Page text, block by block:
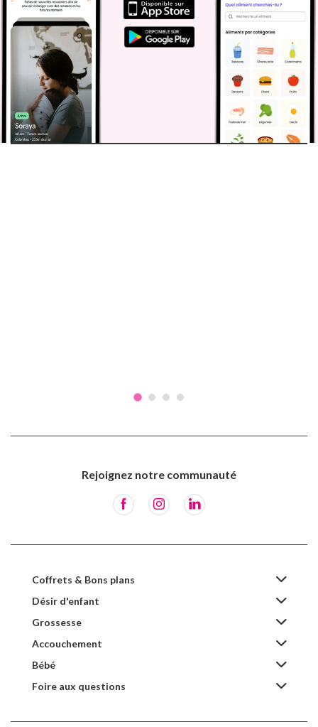
Rejoignez notre communauté
Coffrets & Bons plans
Désir d'enfant
Grossesse
Accouchement
Bébé
Foire aux questions